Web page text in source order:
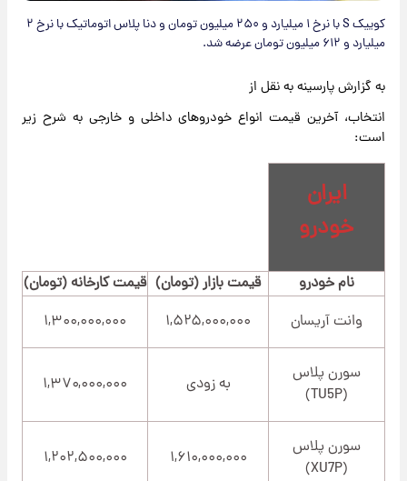
کوییک S با نرخ ۱ میلیارد و ۲۵۰ میلیون تومان و دنا پلاس اتوماتیک با نرخ ۲
میلیارد و ۶۱۲ میلیون تومان عرضه شد.
به گزارش پارسینه به نقل از
انتخاب، آخرین قیمت انواع خودروهای داخلی و خارجی به شرح زیر
است:
ایران
خودرو
نام خودرو قیمت بازار (تومان) قیمت کارخانه (تومان)
وانت آریسان
۱,۵۲۵,۰۰۰,۰۰۰ ۱,۳۰۰,۰۰۰,۰۰۰
سورن پلاس
(TU5P)
به زودی ۱,۳۷۰,۰۰۰,۰۰۰
سورن پلاس
(XU7P)
۱,۶۱۰,۰۰۰,۰۰۰ ۱,۲۰۲,۵۰۰,۰۰۰